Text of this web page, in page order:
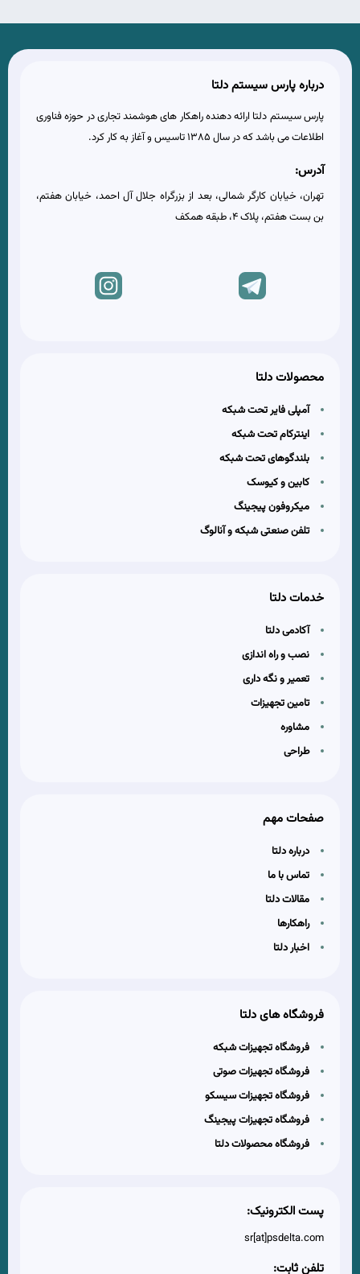
درباره پارس سیستم دلتا
پارس سیستم دلتا ارائه دهنده راهکار های هوشمند تجاری در حوزه فناوری
اطلاعات می باشد که در سال 1385 تاسیس و آغاز به کار کرد.
آدرس:
تهران، خیابان کارگر شمالی، بعد از بزرگراه جلال آل احمد، خیابان هفتم،
بن بست هفتم، پلاک 4، طبقه همکف
محصولات دلتا
آمپلی فایر تحت شبکه
اینترکام تحت شبکه
بلندگوهای تحت شبکه
کابین و کیوسک
میکروفون پیجینگ
تلفن صنعتی شبکه و آنالوگ
خدمات دلتا
آکادمی دلتا
نصب و راه اندازی
تعمیر و نگه داری
تامین تجهیزات
مشاوره
طراحی
صفحات مهم
درباره دلتا
تماس با ما
مقالات دلتا
راهکارها
اخبار دلتا
فروشگاه های دلتا
فروشگاه تجهیزات شبکه
فروشگاه تجهیزات صوتی
فروشگاه تجهیزات سیسکو
فروشگاه تجهیزات پیجینگ
فروشگاه محصولات دلتا
پست الکترونیک:
sr[at]psdelta.com
تلفن ثابت: